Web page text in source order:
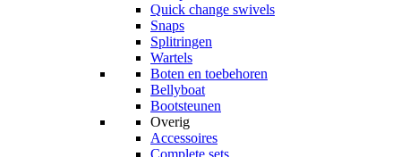
Quick change swivels
Snaps
Splitringen
Wartels
Boten en toebehoren
Bellyboat
Bootsteunen
Overig
Accessoires
Complete sets